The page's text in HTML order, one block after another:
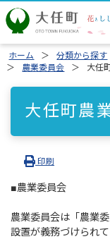
ホーム 分類から探す
農業委員会
大任
大任町農
印刷
■農業委員会
農業委員会は「農業
設置が義務づけられ